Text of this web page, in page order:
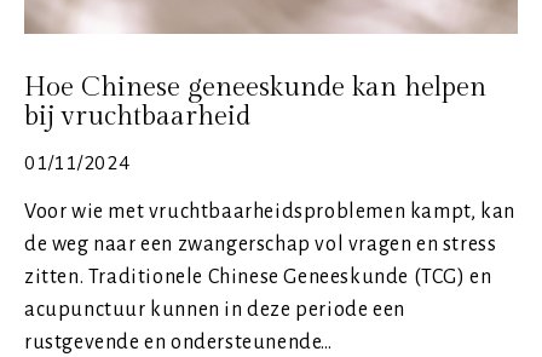
Hoe Chinese geneeskunde kan helpen
bij vruchtbaarheid
01/11/2024
Voor wie met vruchtbaarheidsproblemen kampt, kan
de weg naar een zwangerschap vol vragen en stress
zitten. Traditionele Chinese Geneeskunde (TCG) en
acupunctuur kunnen in deze periode een
rustgevende en ondersteunende…